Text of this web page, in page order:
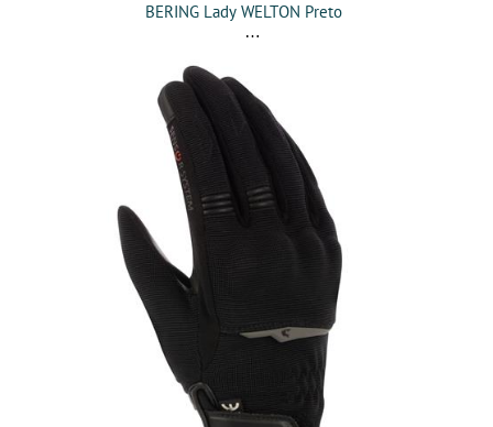
BERING Lady WELTON Preto